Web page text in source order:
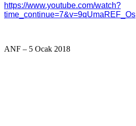
https://www.youtube.com/watch?
time_continue=7&v=9qUmaREF_Os
ANF – 5 Ocak 2018